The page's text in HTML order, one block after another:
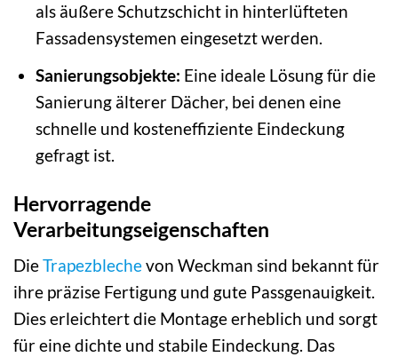
als äußere Schutzschicht in hinterlüfteten
Fassadensystemen eingesetzt werden.
Sanierungsobjekte: Eine ideale Lösung für die
Sanierung älterer Dächer, bei denen eine
schnelle und kosteneffiziente Eindeckung
gefragt ist.
Hervorragende
Verarbeitungseigenschaften
DieTrapezblechevon Weckman sind bekannt für
ihre präzise Fertigung und gute Passgenauigkeit.
Dies erleichtert die Montage erheblich und sorgt
für eine dichte und stabile Eindeckung. Das